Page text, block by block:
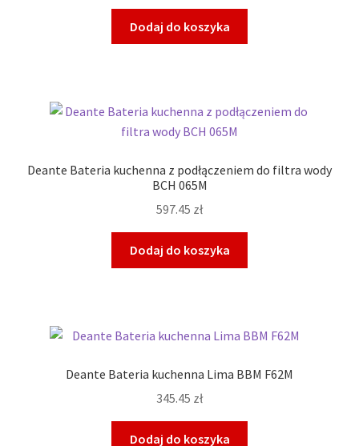
Dodaj do koszyka
Deante Bateria kuchenna z podłączeniem do filtra wody
BCH 065M
597.45 zł
Dodaj do koszyka
Deante Bateria kuchenna Lima BBM F62M
345.45 zł
Dodaj do koszyka